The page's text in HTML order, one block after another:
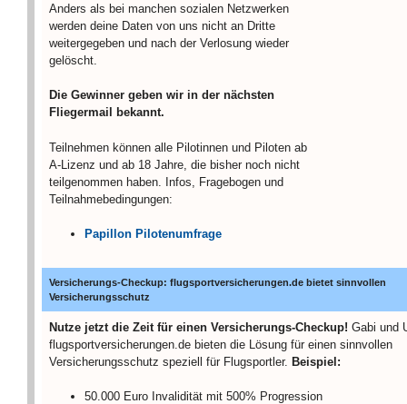
Anders als bei manchen sozialen Netzwerken
werden deine Daten von uns nicht an Dritte
weitergegeben und nach der Verlosung wieder
gelöscht.
Die Gewinner geben wir in der nächsten
Fliegermail bekannt.
Teilnehmen können alle Pilotinnen und Piloten ab
A-Lizenz und ab 18 Jahre, die bisher noch nicht
teilgenommen haben. Infos, Fragebogen und
Teilnahmebedingungen:
Papillon Pilotenumfrage
Versicherungs-Checkup: flugsportversicherungen.de bietet sinnvollen
Versicherungsschutz
Nutze jetzt die Zeit für einen Versicherungs-Checkup! Gabi und
flugsportversicherungen.de bieten die Lösung für einen sinnvollen
Versicherungsschutz speziell für Flugsportler. Beispiel:
50.000 Euro Invalidität mit 500% Progression